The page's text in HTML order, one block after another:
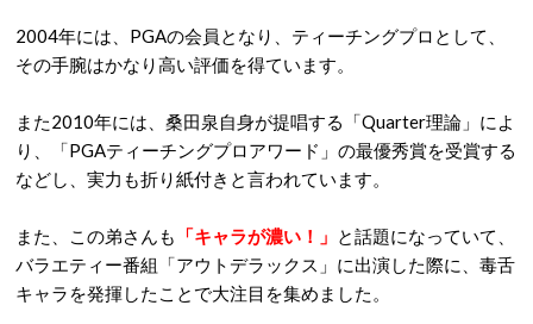
2004年には、PGAの会員となり、ティーチングプロとして、
その手腕はかなり高い評価を得ています。
また2010年には、桑田泉自身が提唱する「Quarter理論」によ
り、「PGAティーチングプロアワード」の最優秀賞を受賞する
などし、実力も折り紙付きと言われています。
また、この弟さんも 「キャラが濃い！」 と話題になっていて、
バラエティー番組「アウトデラックス」に出演した際に、毒舌
キャラを発揮したことで大注目を集めました。